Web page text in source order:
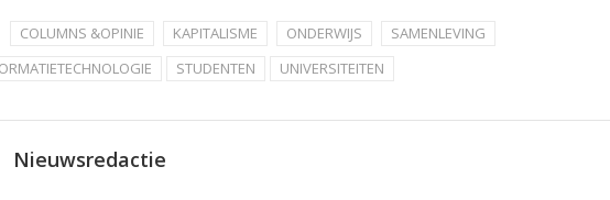
COLUMNS &OPINIE KAPITALISME ONDERWIJS
SAMENLEVING
STUDENTEN UNIVERSITEITEN
Nieuwsredactie